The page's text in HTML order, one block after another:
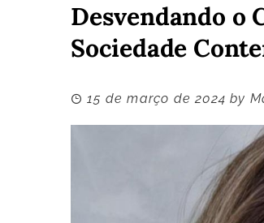
Desvendando o
Sociedade
15 de março de 2024 by